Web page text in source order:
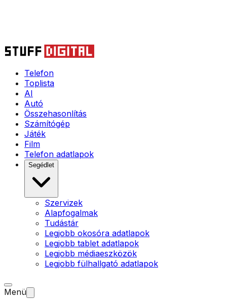
Telefon
Toplista
AI
Autó
Összehasonlítás
Számítógép
Játék
Film
Telefon adatlapok
Segédlet
Szervizek
Alapfogalmak
Tudástár
Legjobb okosóra adatlapok
Legjobb tablet adatlapok
Legjobb médiaeszközök
Legjobb fülhallgató adatlapok
Menü